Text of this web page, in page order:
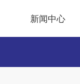
新闻中心